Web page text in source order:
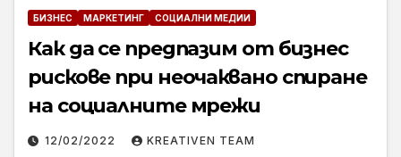
БИЗНЕС МАРКЕТИНГ СОЦИАЛНИ МЕДИИ
Как да се предпазим от бизнес
рискове при неочаквано спиране
на социалните мрежи
12/02/2022 KREATIVEN TEAM